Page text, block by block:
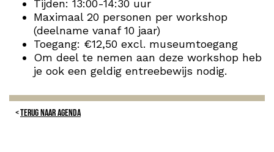
Tijden: 13:00-14:30 uur
Maximaal 20 personen per workshop
(deelname vanaf 10 jaar)
Toegang: €12,50 excl. museumtoegang
Om deel te nemen aan deze workshop heb
je ook een geldig entreebewijs nodig.
TERUG NAAR AGENDA